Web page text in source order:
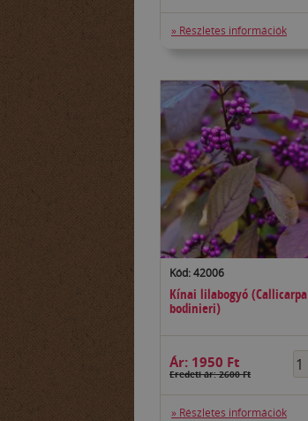
» Részletes információk
Kód: 42006
Kínai lilabogyó (Callicarpa
bodinieri)
Ár: 1950 Ft
Eredeti ár: 2600 Ft
» Részletes információk